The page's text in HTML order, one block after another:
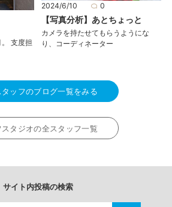
支度担
2024/6/10 0
【写真分析】あとちょっと
カメラを持たせてもらうようにな
り、コーディネーター
タッフのブログ一覧をみる
スタジオの全スタッフ一覧
サイト内投稿の検索